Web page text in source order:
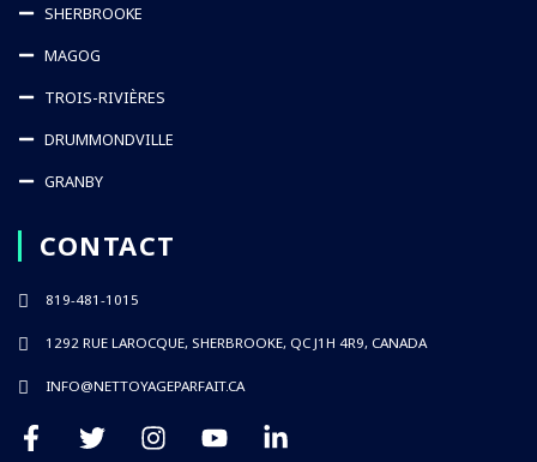
SHERBROOKE
MAGOG
TROIS-RIVIÈRES
DRUMMONDVILLE
GRANBY
CONTACT
819-481-1015
1292 RUE LAROCQUE, SHERBROOKE, QC J1H 4R9, CANADA
INFO@NETTOYAGEPARFAIT.CA
F
T
I
Y
L